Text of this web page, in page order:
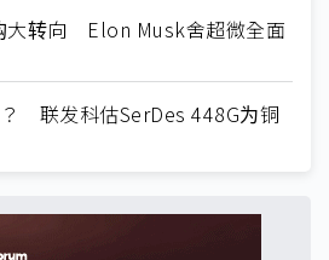
大转向 Elon Musk舍超微全面
联发科估SerDes 448G为铜